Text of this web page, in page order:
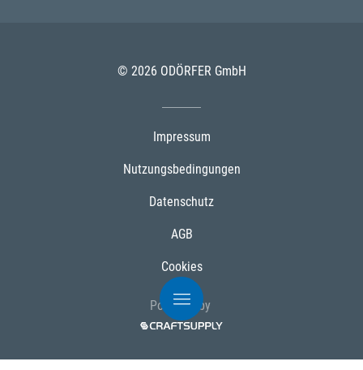
© 2026 ODÖRFER GmbH
Impressum
Nutzungsbedingungen
Datenschutz
AGB
Cookies
Powered by